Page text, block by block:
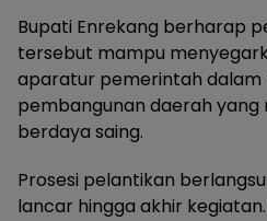
Bupati Enrekang berharap
tersebut mampu
aparatur pemerintah dalam
pembangunan daerah yang
berdaya saing.
Prosesi pelantikan
lancar hingga akhir kegiatan.